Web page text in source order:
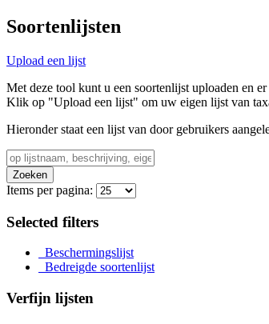
Soortenlijsten
Upload een lijst
Met deze tool kunt u een soortenlijst uploaden en
Klik op "Upload een lijst" om uw eigen lijst van
Hieronder staat een lijst van door gebruikers
Zoeken
Items per pagina:
Selected filters
Beschermingslijst
Bedreigde soortenlijst
Verfijn lijsten